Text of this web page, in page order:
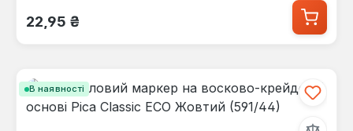
Звичайна ціна:
22,95 ₴
В наявності